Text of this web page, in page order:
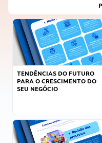
TENDÊNCIAS DO FUTURO
PARA O CRESCIMENTO DO
SEU NEGÓCIO